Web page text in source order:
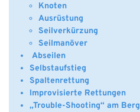
Knoten
Ausrüstung
Seilverkürzung
Seilmanöver
Abseilen
Selbstaufstieg
Spaltenrettung
Improvisierte Rettungen
„Trouble-Shooting“ am Berg